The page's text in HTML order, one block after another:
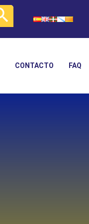
CONTACTO FAQ